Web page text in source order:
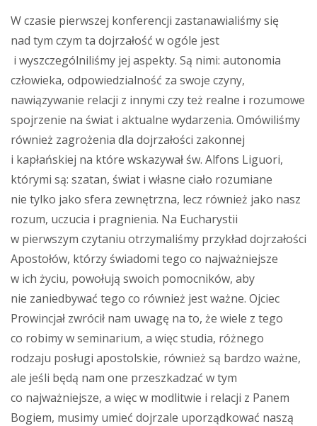
W czasie pierwszej konferencji zastanawialiśmy się
nad tym czym ta dojrzałość w ogóle jest
i wyszczególniliśmy jej aspekty. Są nimi: autonomia
człowieka, odpowiedzialność za swoje czyny,
nawiązywanie relacji z innymi czy też realne i rozumowe
spojrzenie na świat i aktualne wydarzenia. Omówiliśmy
również zagrożenia dla dojrzałości zakonnej
i kapłańskiej na które wskazywał św. Alfons Liguori,
którymi są: szatan, świat i własne ciało rozumiane
nie tylko jako sfera zewnętrzna, lecz również jako nasz
rozum, uczucia i pragnienia. Na Eucharystii
w pierwszym czytaniu otrzymaliśmy przykład dojrzałości
Apostołów, którzy świadomi tego co najważniejsze
w ich życiu, powołują swoich pomocników, aby
nie zaniedbywać tego co również jest ważne. Ojciec
Prowincjał zwrócił nam uwagę na to, że wiele z tego
co robimy w seminarium, a więc studia, różnego
rodzaju posługi apostolskie, również są bardzo ważne,
ale jeśli będą nam one przeszkadzać w tym
co najważniejsze, a więc w modlitwie i relacji z Panem
Bogiem, musimy umieć dojrzale uporządkować naszą